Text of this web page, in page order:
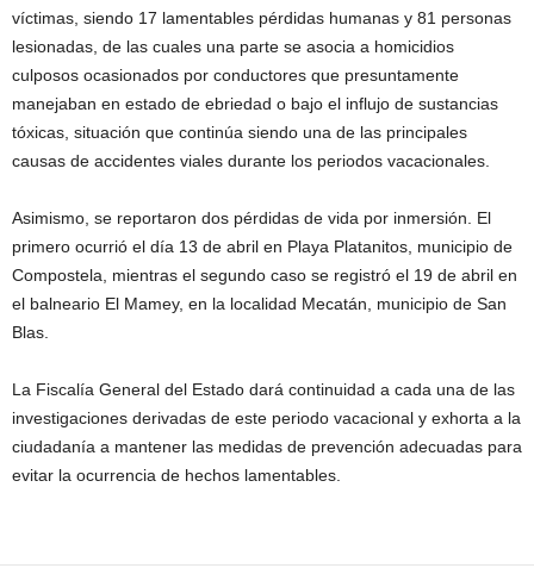
víctimas, siendo 17 lamentables pérdidas humanas y 81 personas
lesionadas, de las cuales una parte se asocia a homicidios
culposos ocasionados por conductores que presuntamente
manejaban en estado de ebriedad o bajo el influjo de sustancias
tóxicas, situación que continúa siendo una de las principales
causas de accidentes viales durante los periodos vacacionales.
Asimismo, se reportaron dos pérdidas de vida por inmersión. El
primero ocurrió el día 13 de abril en Playa Platanitos, municipio de
Compostela, mientras el segundo caso se registró el 19 de abril en
el balneario El Mamey, en la localidad Mecatán, municipio de San
Blas.
La Fiscalía General del Estado dará continuidad a cada una de las
investigaciones derivadas de este periodo vacacional y exhorta a la
ciudadanía a mantener las medidas de prevención adecuadas para
evitar la ocurrencia de hechos lamentables.